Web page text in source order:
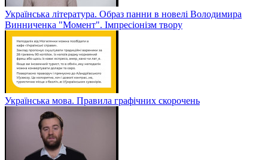
Українська література. Образ панни в новелі Володимира
Винниченка "Момент". Імпресіонізм твору
Українська мова. Правила графічних скорочень